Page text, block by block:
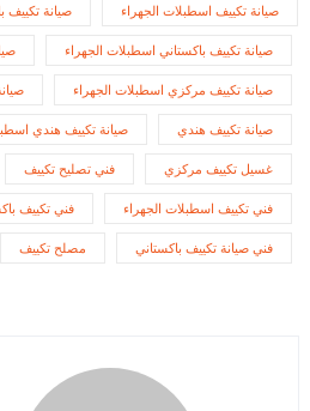
صيانة تكييف اسطبلات الجهراء صيانة تكييف
صيانة تكييف باكستاني اسطبلات الجهراء
صيانة تكييف مركزي اسطبلات الجهراء
صيانة تكييف هندي صيانة تكييف هندي
غسيل تكييف مركزي فني تصليح تكييف
فني تكييف اسطبلات الجهراء فني تكييف
فني صيانة تكييف باكستاني مصلح تكييف